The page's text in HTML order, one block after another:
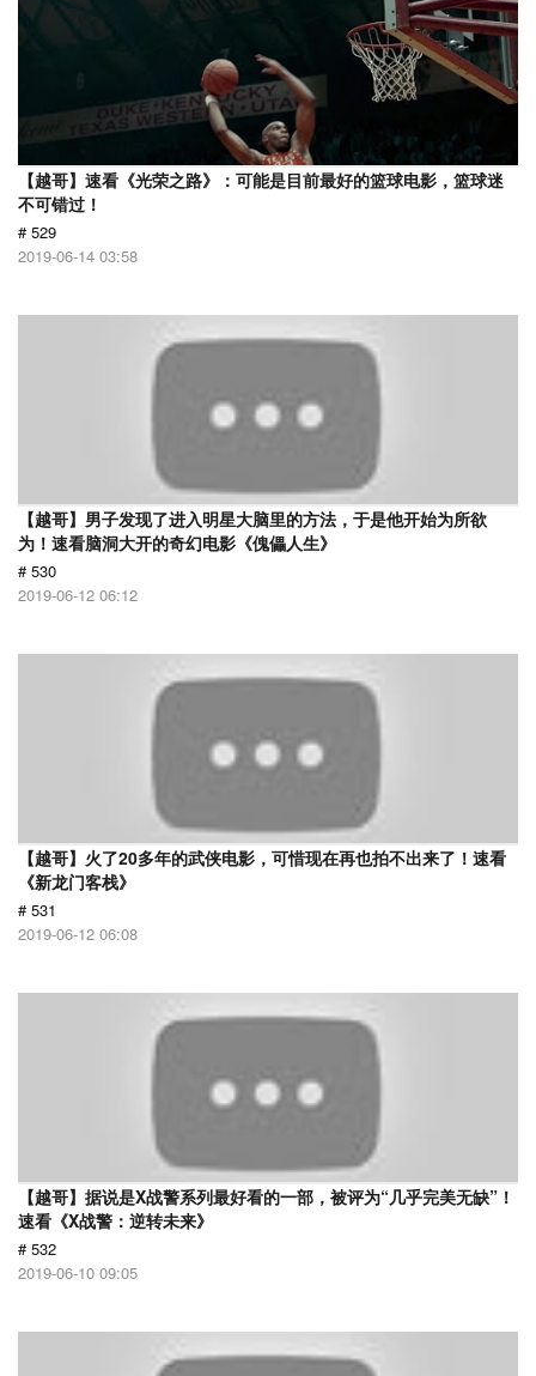
【越哥】速看《光荣之路》：可能是目前最好的篮球电影，篮球迷
不可错过！
# 529
2019-06-14 03:58
【越哥】男子发现了进入明星大脑里的方法，于是他开始为所欲
为！速看脑洞大开的奇幻电影《傀儡人生》
# 530
2019-06-12 06:12
【越哥】火了20多年的武侠电影，可惜现在再也拍不出来了！速看
《新龙门客栈》
# 531
2019-06-12 06:08
【越哥】据说是X战警系列最好看的一部，被评为“几乎完美无缺”！
速看《X战警：逆转未来》
# 532
2019-06-10 09:05